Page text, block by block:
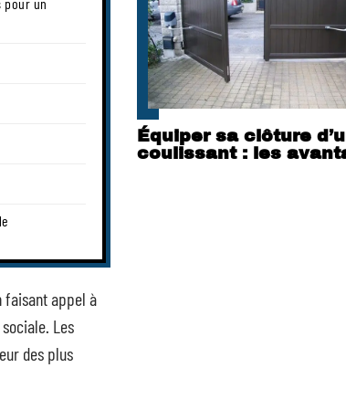
faisant appel à
Les
des plus
Équiper sa clôture
coulissant : les